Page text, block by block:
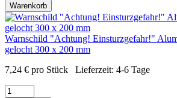
Warenkorb
Warnschild "Achtung! Einsturzgefahr!"
gelocht 300 x 200 mm
7,24 € pro Stück Lieferzeit: 4-6 Tage